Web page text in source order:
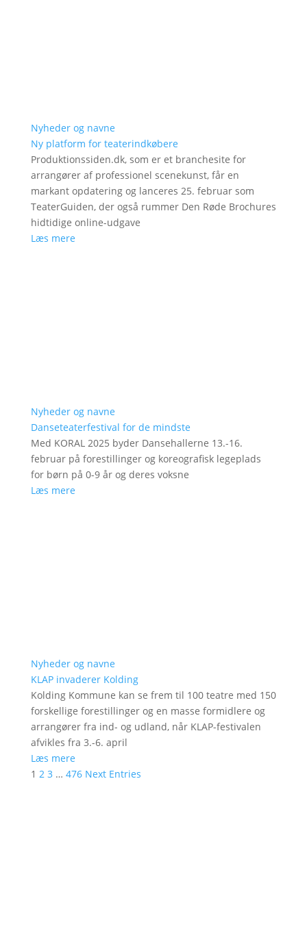
Nyheder og navne
Ny platform for teaterindkøbere
Produktionssiden.dk, som er et branchesite for
arrangører af professionel scenekunst, får en
markant opdatering og lanceres 25. februar som
TeaterGuiden, der også rummer Den Røde Brochures
hidtidige online-udgave
Læs mere
Nyheder og navne
Danseteaterfestival for de mindste
Med KORAL 2025 byder Dansehallerne 13.-16.
februar på forestillinger og koreografisk legeplads
for børn på 0-9 år og deres voksne
Læs mere
Nyheder og navne
KLAP invaderer Kolding
Kolding Kommune kan se frem til 100 teatre med 150
forskellige forestillinger og en masse formidlere og
arrangører fra ind- og udland, når KLAP-festivalen
afvikles fra 3.-6. april
Læs mere
1 2 3 … 476 Next Entries